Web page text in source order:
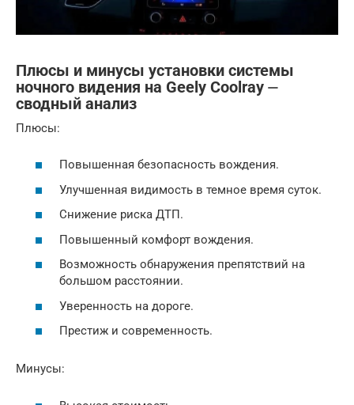
Плюсы и минусы установки системы
ночного видения на Geely Coolray ⏤
сводный анализ
Плюсы:
Повышенная безопасность вождения.
Улучшенная видимость в темное время суток.
Снижение риска ДТП.
Повышенный комфорт вождения.
Возможность обнаружения препятствий на
большом расстоянии.
Уверенность на дороге.
Престиж и современность.
Минусы: